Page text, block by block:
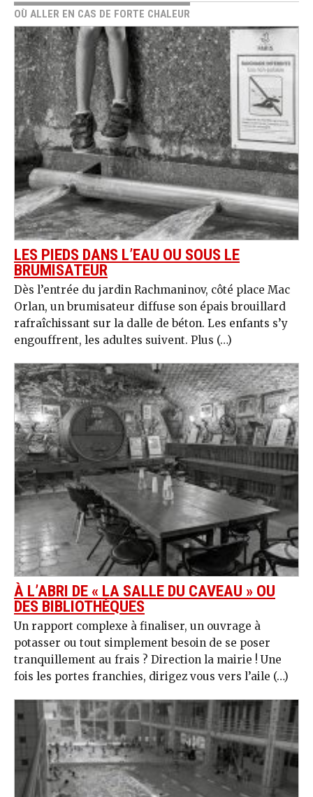
OÙ ALLER EN CAS DE FORTE CHALEUR
LES PIEDS DANS L’EAU OU SOUS LE
BRUMISATEUR
Dès l’entrée du jardin Rachmaninov, côté place Mac
Orlan, un brumisateur diffuse son épais brouillard
rafraîchissant sur la dalle de béton. Les enfants s’y
engouffrent, les adultes suivent. Plus (…)
À L’ABRI DE « LA SALLE DU CAVEAU » OU
DES BIBLIOTHÈQUES
Un rapport complexe à finaliser, un ouvrage à
potasser ou tout simplement besoin de se poser
tranquillement au frais ? Direction la mairie ! Une
fois les portes franchies, dirigez vous vers l’aile (…)